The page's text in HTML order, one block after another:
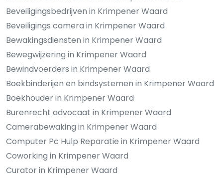
Beveiligingsbedrijven in Krimpener Waard
Beveiligings camera in Krimpener Waard
Bewakingsdiensten in Krimpener Waard
Bewegwijzering in Krimpener Waard
Bewindvoerders in Krimpener Waard
Boekbinderijen en bindsystemen in Krimpener Waard
Boekhouder in Krimpener Waard
Burenrecht advocaat in Krimpener Waard
Camerabewaking in Krimpener Waard
Computer Pc Hulp Reparatie in Krimpener Waard
Coworking in Krimpener Waard
Curator in Krimpener Waard